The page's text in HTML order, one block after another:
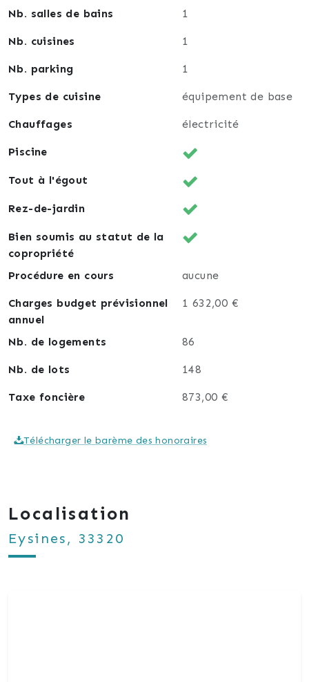
Nb. salles de bains 1
Nb. cuisines 1
Nb. parking 1
Types de cuisine équipement de base
Chauffages électricité
Piscine
Tout à l'égout
Rez-de-jardin
Bien soumis au statut de la
copropriété
Procédure en cours
aucune
Charges budget prévisionnel
annuel
1 632,00 €
Nb. de logements 86
Nb. de lots 148
Taxe foncière 873,00 €
Télécharger le barème des honoraires
Localisation
Eysines, 33320